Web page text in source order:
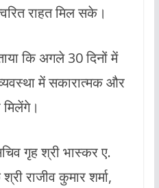
राहत मिल सके।
कि अगले 30 दिनों में
में सकारात्मक और
मिलेंगे।
गृह श्री भास्कर ए.
राजीव कुमार शर्मा,